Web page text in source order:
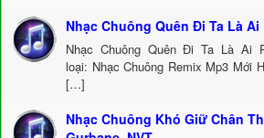
Nhạc Chuông Quên Đi Ta Là Ai
Nhạc Chuông Quên Đi Ta Là Ai
loại: Nhạc Chuông Remix Mp3 Mới
[…]
Nhạc Chuông Khó Giữ Chân